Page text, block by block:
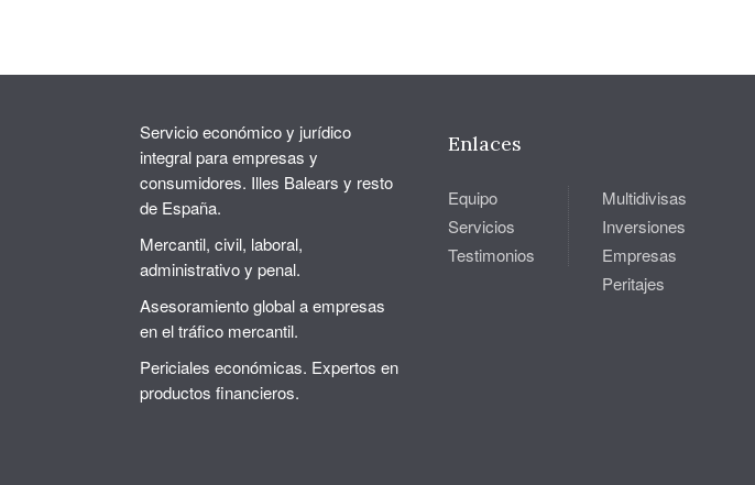
Servicio económico y jurídico
integral para empresas y
consumidores. Illes Balears y resto
de España.
Mercantil, civil, laboral,
administrativo y penal.
Asesoramiento global a empresas
en el tráfico mercantil.
Periciales económicas. Expertos en
productos financieros.
Enlaces
Equipo
Servicios
Testimonios
Multidivisas
Inversiones
Empresas
Peritajes